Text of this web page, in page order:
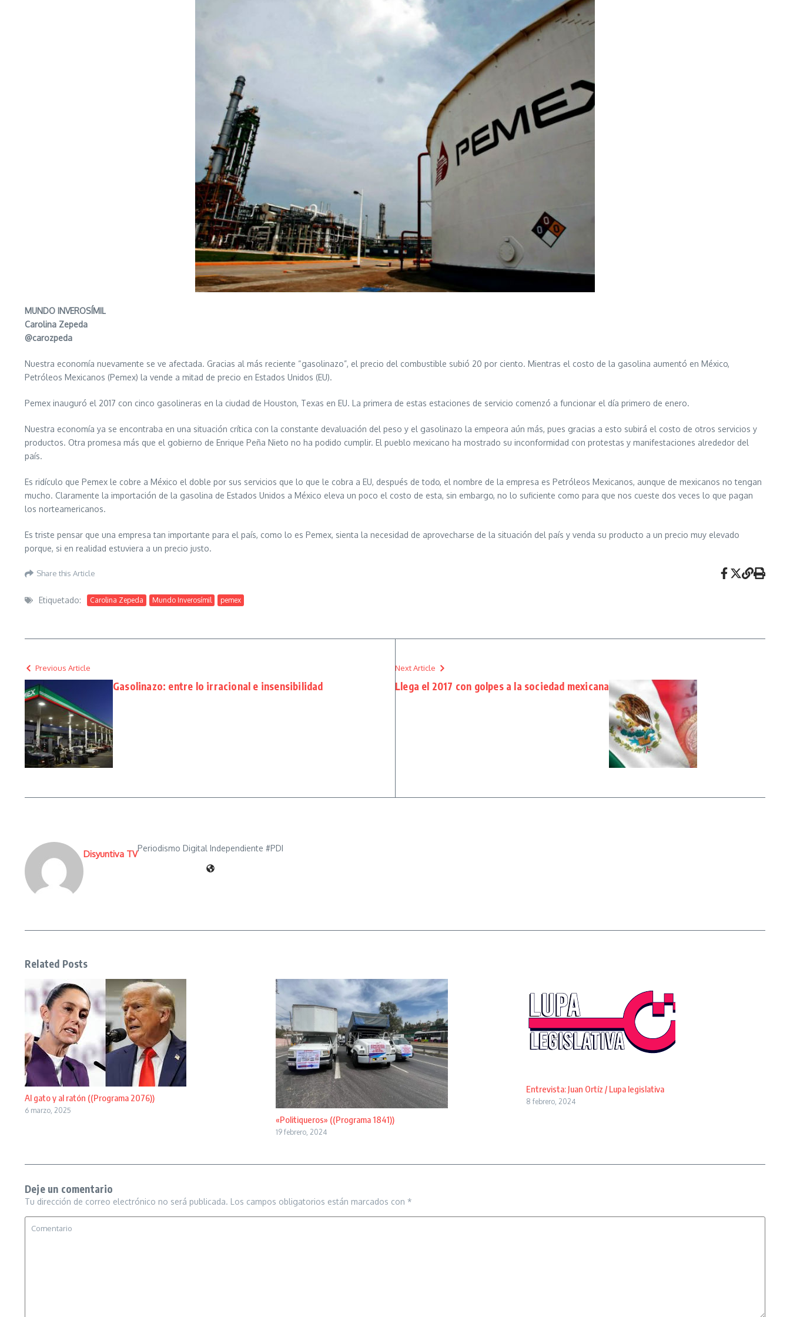
MUNDO INVEROSÍMIL
Carolina Zepeda
@carozpeda
Nuestra economía nuevamente se ve afectada. Gracias al más reciente “gasolinazo”, el precio del combustible subió 20 por ciento. Mientras el costo de la gasolina aumentó en México,
Petróleos Mexicanos (Pemex) la vende a mitad de precio en Estados Unidos (EU).
Pemex inauguró el 2017 con cinco gasolineras en la ciudad de Houston, Texas en EU. La primera de estas estaciones de servicio comenzó a funcionar el día primero de enero.
Nuestra economía ya se encontraba en una situación crítica con la constante devaluación del peso y el gasolinazo la empeora aún más, pues gracias a esto subirá el costo de otros servicios y
productos. Otra promesa más que el gobierno de Enrique Peña Nieto no ha podido cumplir. El pueblo mexicano ha mostrado su inconformidad con protestas y manifestaciones alrededor del
país.
Es ridículo que Pemex le cobre a México el doble por sus servicios que lo que le cobra a EU, después de todo, el nombre de la empresa es Petróleos Mexicanos, aunque de mexicanos no tengan
mucho. Claramente la importación de la gasolina de Estados Unidos a México eleva un poco el costo de esta, sin embargo, no lo suficiente como para que nos cueste dos veces lo que pagan
los norteamericanos.
Es triste pensar que una empresa tan importante para el país, como lo es Pemex, sienta la necesidad de aprovecharse de la situación del país y venda su producto a un precio muy elevado
porque, si en realidad estuviera a un precio justo.
Share this Article
Etiquetado: Carolina Zepeda Mundo Inverosímil pemex
Previous Article
Gasolinazo: entre lo irracional e insensibilidad
Next Article
Llega el 2017 con golpes a la sociedad mexicana
Disyuntiva TV
Periodismo Digital Independiente #PDI
Related Posts
Al gato y al ratón ((Programa 2076))
6 marzo, 2025
«Politiqueros» ((Programa 1841))
19 febrero, 2024
Entrevista: Juan Ortíz / Lupa legislativa
8 febrero, 2024
Deje un comentario
Tu dirección de correo electrónico no será publicada. Los campos obligatorios están marcados con *